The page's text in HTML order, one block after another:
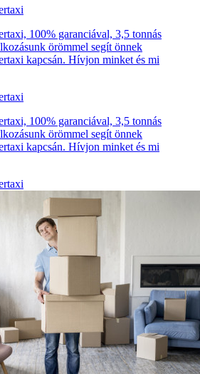
100% garanciával, 3,5 tonnás
örömmel segít önnek
kapcsán. Hívjon minket és mi
100% garanciával, 3,5 tonnás
örömmel segít önnek
kapcsán. Hívjon minket és mi